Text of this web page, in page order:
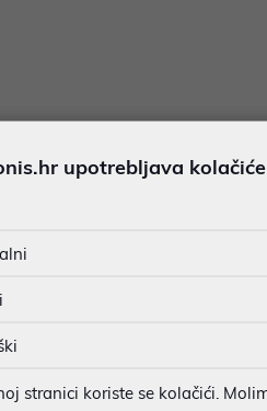
namjeri. Mikronis d.o.o. ne
i cijene. Slike artikala su
nejasnoće možete nas
upotrebljava kolačiće
stranici koriste se kolačići.